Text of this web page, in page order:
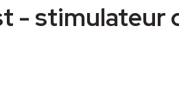
- stimulateur